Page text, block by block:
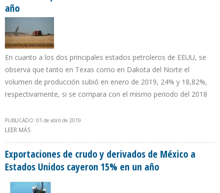
año
En cuanto a los dos principales estados petroleros de EEUU, se
observa que tanto en Texas como en Dakota del Norte el
volumen de producción subió en enero de 2019, 24% y 18,82%,
respectivamente, si se compara con el mismo periodo del 2018
PUBLICADO: 01 de abril de 2019
LEER MÁS
Exportaciones de crudo y derivados de México a
Estados Unidos cayeron 15% en un año